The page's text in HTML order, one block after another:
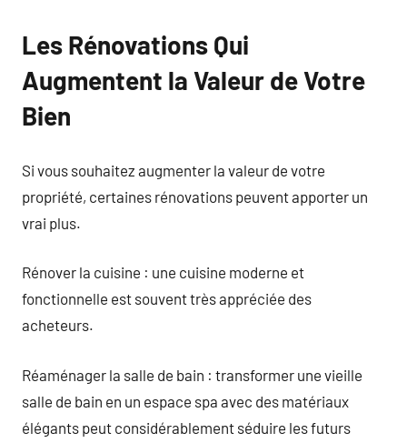
Les Rénovations Qui
Augmentent la Valeur de Votre
Bien
Si vous souhaitez augmenter la valeur de votre
propriété, certaines rénovations peuvent apporter un
vrai plus.
Rénover la cuisine : une cuisine moderne et
fonctionnelle est souvent très appréciée des
acheteurs.
Réaménager la salle de bain : transformer une vieille
salle de bain en un espace spa avec des matériaux
élégants peut considérablement séduire les futurs